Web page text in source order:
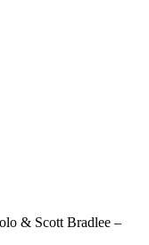
& Scott Bradlee –